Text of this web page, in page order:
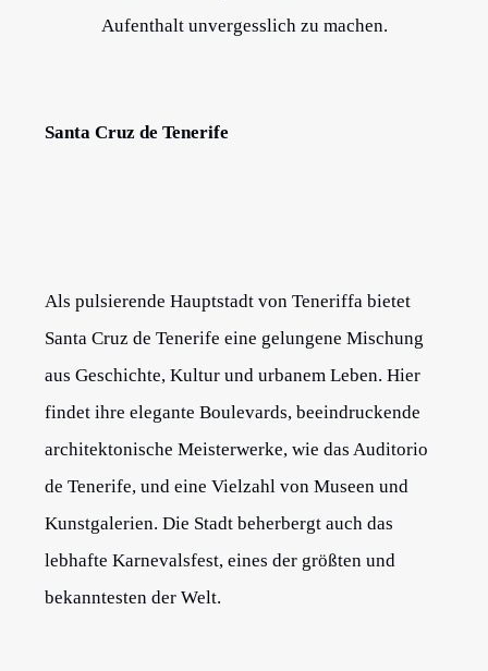
Aufenthalt unvergesslich zu machen.
Santa Cruz de Tenerife
Als pulsierende Hauptstadt von Teneriffa bietet
Santa Cruz de Tenerife eine gelungene Mischung
aus Geschichte, Kultur und urbanem Leben. Hier
findet ihre elegante Boulevards, beeindruckende
architektonische Meisterwerke, wie das Auditorio
de Tenerife, und eine Vielzahl von Museen und
Kunstgalerien. Die Stadt beherbergt auch das
lebhafte Karnevalsfest, eines der größten und
bekanntesten der Welt.